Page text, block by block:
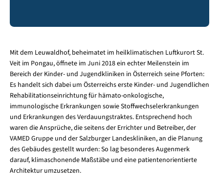
Mit dem Leuwaldhof, beheimatet im heilklimatischen Luftkurort St.
Veit im Pongau, öffnete im Juni 2018 ein echter Meilenstein im
Bereich der Kinder- und Jugendkliniken in Österreich seine Pforten:
Es handelt sich dabei um Österreichs erste Kinder- und Jugendlichen
Rehabilitationseinrichtung für hämato-onkologische,
immunologische Erkrankungen sowie Stoffwechselerkrankungen
und Erkrankungen des Verdauungstraktes. Entsprechend hoch
waren die Ansprüche, die seitens der Errichter und Betreiber, der
VAMED Gruppe und der Salzburger Landeskliniken, an die Planung
des Gebäudes gestellt wurden: So lag besonderes Augenmerk
darauf, klimaschonende Maßstäbe und eine patientenorientierte
Architektur umzusetzen.